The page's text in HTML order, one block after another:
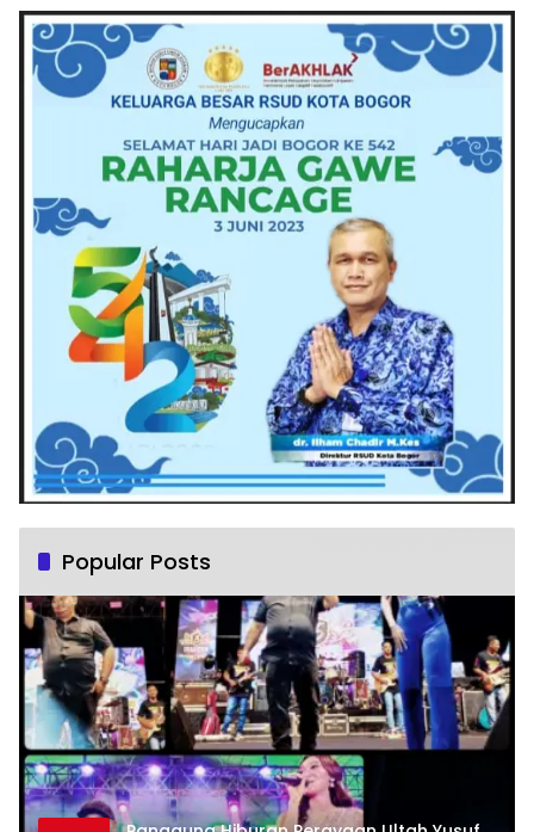
Popular Posts